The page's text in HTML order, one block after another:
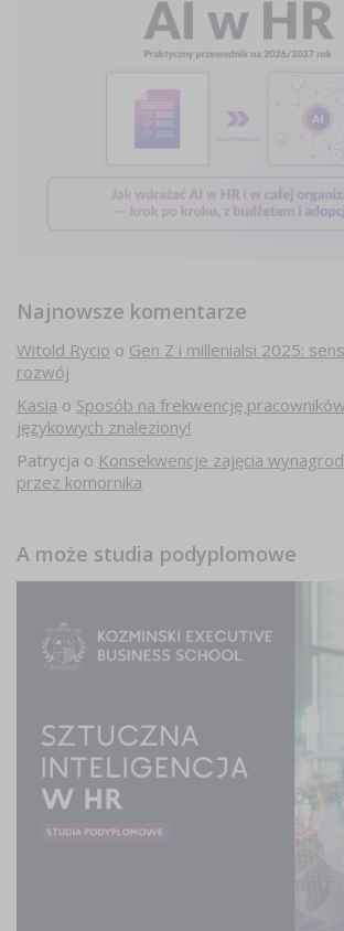
Najnowsze komentarze
Witold Rycio o Gen Z i millenialsi 2025:
rozwój
Kasia o Sposób na frekwencję
językowych znaleziony!
Patrycja o Konsekwencje zajęcia
przez komornika
A może studia podyplomowe